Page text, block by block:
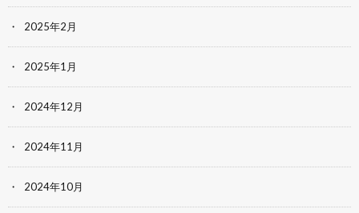
2025年2月
2025年1月
2024年12月
2024年11月
2024年10月